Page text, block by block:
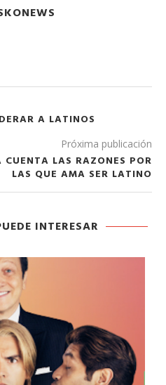
A LATINOS
Próxima publicación
CUENTA LAS RAZONES POR
LAS QUE AMA SER LATINO
INTERESAR